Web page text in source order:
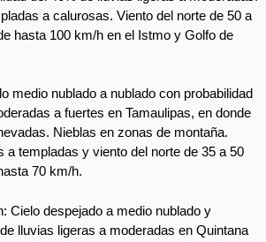
a calurosas. Viento del norte de 50 a
hasta 100 km/h en el Istmo y Golfo de
medio nublado a nublado con probabilidad
a fuertes en Tamaulipas, en donde
Nieblas en zonas de montaña.
a templadas y viento del norte de 35 a 50
70 km/h.
Cielo despejado a medio nublado y
lluvias ligeras a moderadas en Quintana